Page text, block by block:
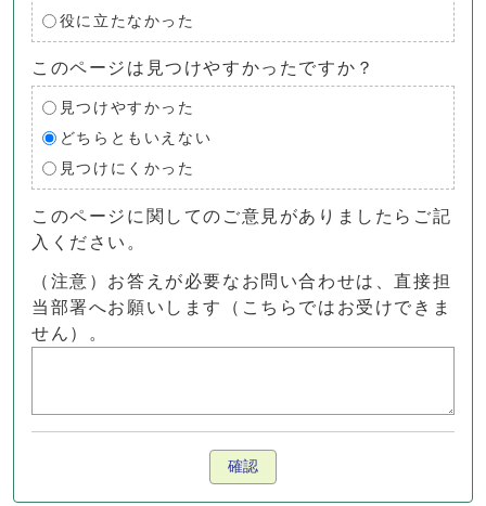
役に立たなかった
このページは見つけやすかったですか？
見つけやすかった
どちらともいえない
見つけにくかった
このページに関してのご意見がありましたらご記
入ください。
（注意）お答えが必要なお問い合わせは、直接担
当部署へお願いします（こちらではお受けできま
せん）。
確認